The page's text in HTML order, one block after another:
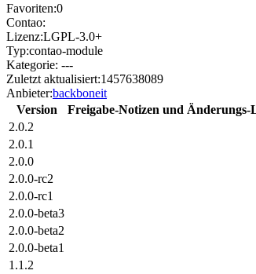
Favoriten:0
Contao:
Lizenz:LGPL-3.0+
Typ:contao-module
Kategorie: ---
Zuletzt aktualisiert:1457638089
Anbieter:backboneit
Version
Freigabe-Notizen und Änderungs-
2.0.2
2.0.1
2.0.0
2.0.0-rc2
2.0.0-rc1
2.0.0-beta3
2.0.0-beta2
2.0.0-beta1
1.1.2